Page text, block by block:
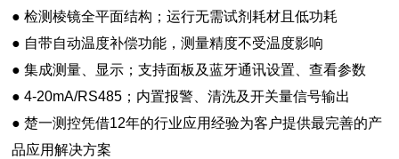
● 检测棱镜全平面结构；运行无需试剂耗材且低功耗
● 自带自动温度补偿功能，测量精度不受温度影响
● 集成测量、显示；支持面板及蓝牙通讯设置、查看参数
● 4-20mA/RS485；内置报警、清洗及开关量信号输出
● 楚一测控凭借12年的行业应用经验为客户提供最完善的产
品应用解决方案